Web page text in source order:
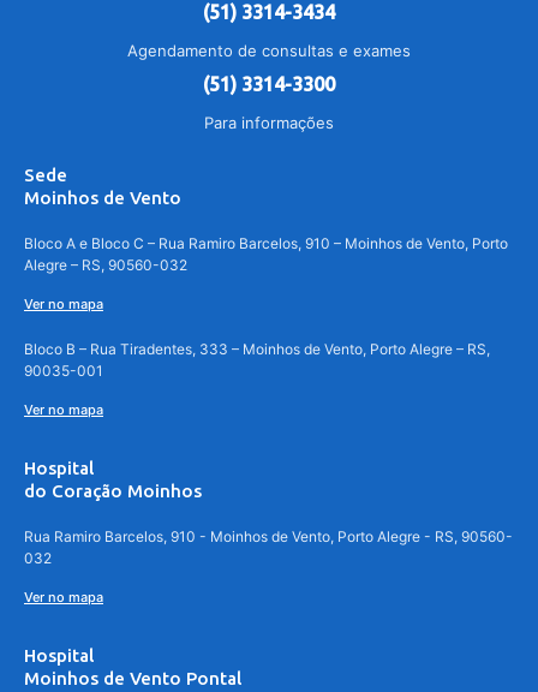
(51) 3314-3434
Agendamento de consultas e exames
(51) 3314-3300
Para informações
Sede
Moinhos de Vento
Bloco A e Bloco C – Rua Ramiro Barcelos, 910 – Moinhos de Vento, Porto
Alegre – RS, 90560-032
Ver no mapa
Bloco B – Rua Tiradentes, 333 – Moinhos de Vento, Porto Alegre – RS,
90035-001
Ver no mapa
Hospital
do Coração Moinhos
Rua Ramiro Barcelos, 910 - Moinhos de Vento, Porto Alegre - RS, 90560-
032
Ver no mapa
Hospital
Moinhos de Vento Pontal